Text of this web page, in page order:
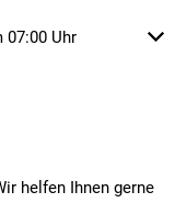
auszublenden
Uhr
helfen Ihnen gerne